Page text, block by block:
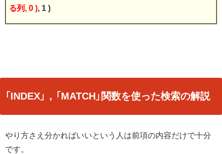
る列, 0 ), 1 )
「INDEX」，「MATCH」関数を使った検索の解説
やり方さえ分かればいいという人は前項の内容だけで十分
です。